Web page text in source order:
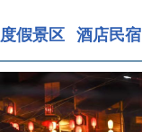
度假景区 酒店民宿